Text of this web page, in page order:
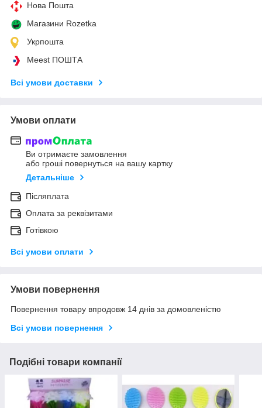
Нова Пошта
Магазини Rozetka
Укрпошта
Meest ПОШТА
Всі умови доставки
Умови оплати
Ви отримаєте замовлення
або гроші повернуться на вашу картку
Детальніше
Післяплата
Оплата за реквізитами
Готівкою
Всі умови оплати
Умови повернення
Повернення товару впродовж 14 днів за домовленістю
Всі умови повернення
Подібні товари компанії